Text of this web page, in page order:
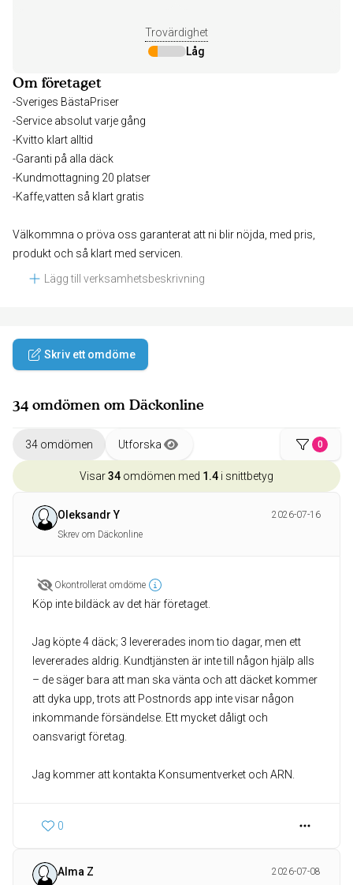
Trovärdighet
Låg
Om företaget
-Sveriges BästaPriser
-Service absolut varje gång
-Kvitto klart alltid
-Garanti på alla däck
-Kundmottagning 20 platser
-Kaffe,vatten så klart gratis
Välkommna o pröva oss garanterat att ni blir nöjda, med pris,
produkt och så klart med servicen.
Lägg till verksamhetsbeskrivning
Skriv ett omdöme
34 omdömen om Däckonline
34 omdömen Utforska 0
Visar34 omdömen med 1.4 i snittbetyg
Oleksandr Y
2026-07-16
Skrev om Däckonline
Okontrollerat omdöme
Köp inte bildäck av det här företaget.
Jag köpte 4 däck; 3 levererades inom tio dagar, men ett
levererades aldrig. Kundtjänsten är inte till någon hjälp alls
– de säger bara att man ska vänta och att däcket kommer
att dyka upp, trots att Postnords app inte visar någon
inkommande försändelse. Ett mycket dåligt och
oansvarigt företag.
Jag kommer att kontakta Konsumentverket och ARN.
0
Alma Z
2026-07-08